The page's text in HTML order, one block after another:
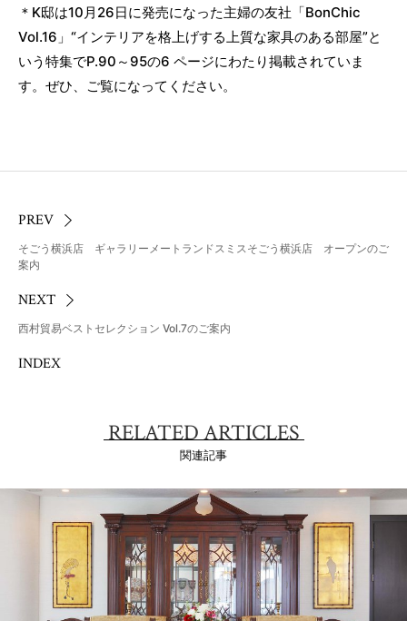
＊K邸は10月26日に発売になった主婦の友社「BonChic
Vol.16」“インテリアを格上げする上質な家具のある部屋”と
いう特集でP.90～95の6 ページにわたり掲載されていま
す。ぜひ、ご覧になってください。
PREV
そごう横浜店 ギャラリーメートランドスミスそごう横浜店 オープンのご
案内
NEXT
西村貿易ベストセレクション Vol.7のご案内
INDEX
RELATED ARTICLES
関連記事